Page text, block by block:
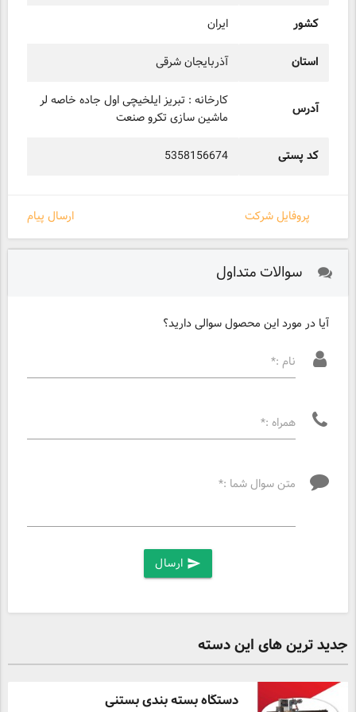
کشور ایران
استان آذربایجان شرقی
آدرس
کارخانه : تبریز ایلخیچی اول جاده خاصه لر
ماشین سازی تکرو صنعت
کد پستی 5358156674
ارسال پیام پروفایل شرکت
سوالات متداول
آیا در مورد این محصول سوالی دارید؟
نام :*
همراه :*
متن سوال شما :*
send
جدید ترین های این دسته
دستگاه بسته بندی بستنی